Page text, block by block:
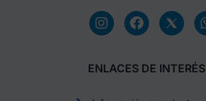
ENLACES DE INTERÉS